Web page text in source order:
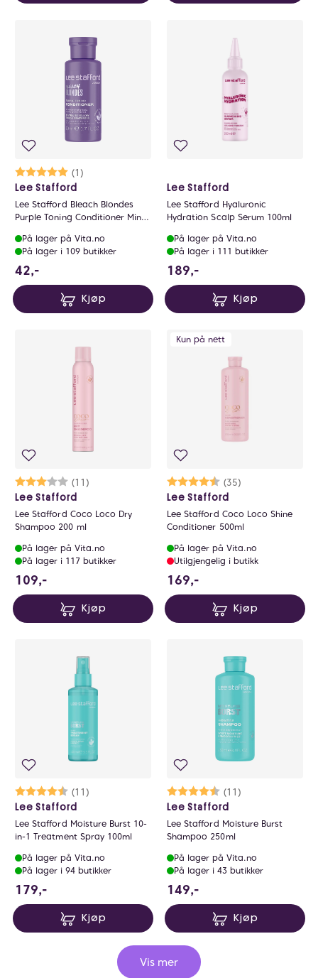
Karakter:
(1)
5.0 av 5 mulige
Lee Stafford
Lee Stafford Bleach Blondes
Purple Toning Conditioner Mini -
På lager på Vita.no
På lager i 109 butikker
42,-
Kjøp
Lee Stafford
Lee Stafford Hyaluronic
Hydration Scalp Serum 100ml
På lager på Vita.no
På lager i 111 butikker
189,-
Kjøp
Karakter:
(11)
3.0 av 5 mulige
Lee Stafford
Lee Stafford Coco Loco Dry
Shampoo 200 ml
På lager på Vita.no
På lager i 117 butikker
109,-
Kjøp
Kun på nett
Karakter:
(35)
4.8 av 5 mulige
Lee Stafford
Lee Stafford Coco Loco Shine
Conditioner 500ml
På lager på Vita.no
Utilgjengelig i butikk
169,-
Kjøp
Karakter:
(11)
4.1 av 5 mulige
Lee Stafford
Lee Stafford Moisture Burst 10-
in-1 Treatment Spray 100ml
På lager på Vita.no
På lager i 94 butikker
179,-
Kjøp
Karakter:
(11)
4.8 av 5 mulige
Lee Stafford
Lee Stafford Moisture Burst
Shampoo 250ml
På lager på Vita.no
På lager i 43 butikker
149,-
Kjøp
Vis mer